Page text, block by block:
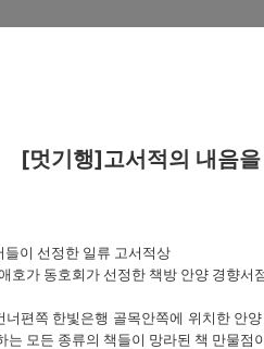
[멋기행]고서적의 내음
들이 선정한 일류 고서적상
호가 동호회가 선정한 책방 안양 경향서
너편쪽 한빛은행 골목안쪽에 위치한 안
는 모든 종류의 책들이 망라된 책 만물점